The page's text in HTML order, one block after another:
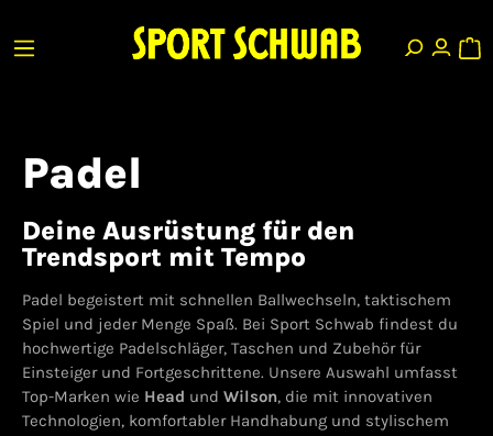
Padel
Deine Ausrüstung für den
Trendsport mit Tempo
Padel begeistert mit schnellen Ballwechseln, taktischem
Spiel und jeder Menge Spaß. Bei Sport Schwab findest du
hochwertige Padelschläger, Taschen und Zubehör für
Einsteiger und Fortgeschrittene. Unsere Auswahl umfasst
Top-Marken wie Head und Wilson, die mit innovativen
Technologien, komfortabler Handhabung und stylischem